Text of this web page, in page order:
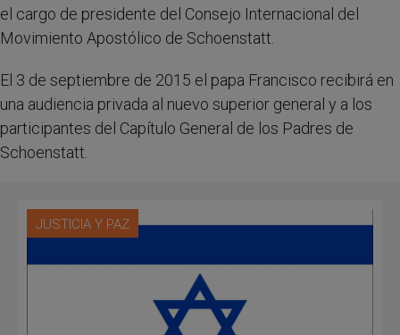
el cargo de presidente del Consejo Internacional del
Movimiento Apostólico de Schoenstatt.
El 3 de septiembre de 2015 el papa Francisco recibirá en
una audiencia privada al nuevo superior general y a los
participantes del Capítulo General de los Padres de
Schoenstatt.
JUSTICIA Y PAZ